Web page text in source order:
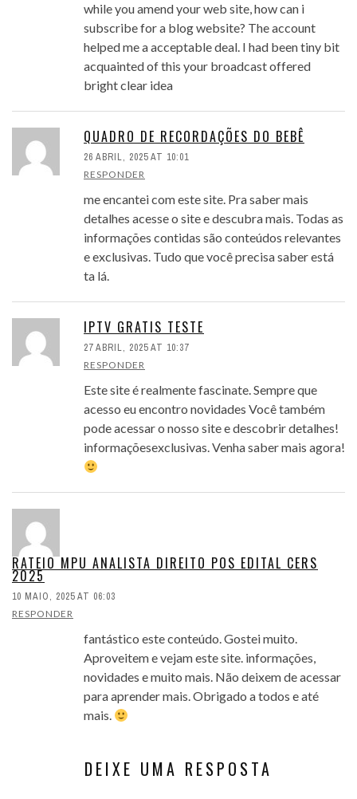
while you amend your web site, how can i
subscribe for a blog website? The account
helped me a acceptable deal. I had been tiny bit
acquainted of this your broadcast offered
bright clear idea
QUADRO DE RECORDAÇÕES DO BEBÊ
26 ABRIL, 2025 AT 10:01
RESPONDER
me encantei com este site. Pra saber mais
detalhes acesse o site e descubra mais. Todas as
informações contidas são conteúdos relevantes
e exclusivas. Tudo que você precisa saber está
ta lá.
IPTV GRATIS TESTE
27 ABRIL, 2025 AT 10:37
RESPONDER
Este site é realmente fascinate. Sempre que
acesso eu encontro novidades Você também
pode acessar o nosso site e descobrir detalhes!
informaçõesexclusivas. Venha saber mais agora!
RATEIO MPU ANALISTA DIREITO POS EDITAL CERS
2025
10 MAIO, 2025 AT 06:03
RESPONDER
fantástico este conteúdo. Gostei muito.
Aproveitem e vejam este site. informações,
novidades e muito mais. Não deixem de acessar
para aprender mais. Obrigado a todos e até
mais.
DEIXE UMA RESPOSTA